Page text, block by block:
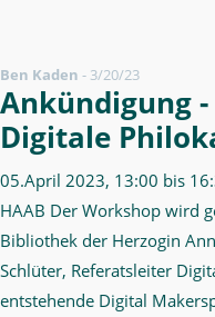
Ben Kaden - 3/20/23
Ankündigung
Digitale
05.April 2023, 13:00 bis
HAAB Der Workshop wird
Bibliothek der Herzogin
Schlüter, Referatsleiter
entstehende Digital